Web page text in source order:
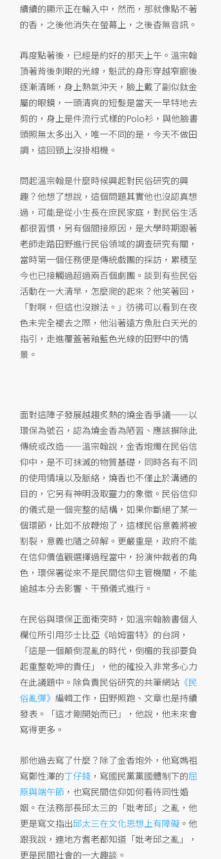
續續的顯示正在輸入中，然而，那就像點不著
的香，之後他消失在螢幕上，之後杳無音訊。
再度點著後，已經是約好的那天上午。溫宗翰
頂著背後刺眼的光線，魁武的身形穿越窄廊後
逐漸清晰，身上熱氣沖天，臉上戴了副似鈦金
屬的眼鏡，一頭清爽的短髮是當天一早特地去
剪的，身上是件流行式樣的Polo衫，與他臉書
頭照無太多出入，唯一不同的是，今天不做田
調，這回頸上沒掛相機。
問起溫宗翰是什麼時候興起對民俗研究的興
趣？他想了想說，這個問題其實他也沒認真想
過，可能是從小生長在庶民家庭，對民俗生活
都很習慣，另有個間接原因，是大學時期跟著
老師走踏田野進行民俗領域的調查研究有關，
當時第一個任務便是傳統戲團的採訪，累積至
今也已接觸過超過兩百個劇團。談到有些民俗
活動在一大清早，怎麼爬的起來？他笑著回，
「對啊，但這也沒辦法。」彷彿可以看到在夜
色未完全褪去之際，他沿著遠方魚肚白天光的
指引，走進覆蓋著釉藍色光線的田野中的情
景。
面對這陣子發展越趨炙熱的燒金香爭議——以
環保為號召，認為燒金香為陋習、應該摒除此
傳統或改造——溫宗翰說，金香炮燭在民俗信
仰中，是不可抹滅的物質基礎，同時各有不同
的使用情境以及脈絡，燒香也不僅止於溝通的
目的，它另有神明汲取靈力的象徵。民俗信仰
的儀式是一個完整的結構，如果你斷絕了某一
個環節，比如不放鞭炮了，這樣民俗意義將被
割裂，意義也隨之碎解。更嚴重是，政府不能
在信仰價值觀選擇過程當中，扮演仲裁者的角
色，環保署從來不是民間信仰主管機關，不能
逾越本分去影響、干預儀式進行。
在民俗與環保正面衝突時，如溫宗翰臉書個人
欄位所引用莎士比亞《哈姆雷特》的台詞，
「這是一個顛倒混亂的時代，倒楣的我卻要負
起重整乾坤的責任」，他的確投入非常多心力
在此議題中。除負責民俗研究的共筆網站 《民
俗亂彈》 編輯工作，田野照跑、文章也是持續
發表。「這才剛開始而已」，他說，他未來會
寫得更多。
那他過去寫了什麼？除了金香炮外，他寫媽祖
寫鄭性澤的丁仔錢 ，寫國民黨黨國體制下的屈
原與端午節 ，也寫民間信仰如何看待同性婚
姻。在法務部長邱太三的「妣考邱」之亂，他
更是寫文指出邱太三在文化思想上有障礙 。他
跟我說，連地方耆老都知道「妣考邱之亂」，
更是民間社會的一大趣談。